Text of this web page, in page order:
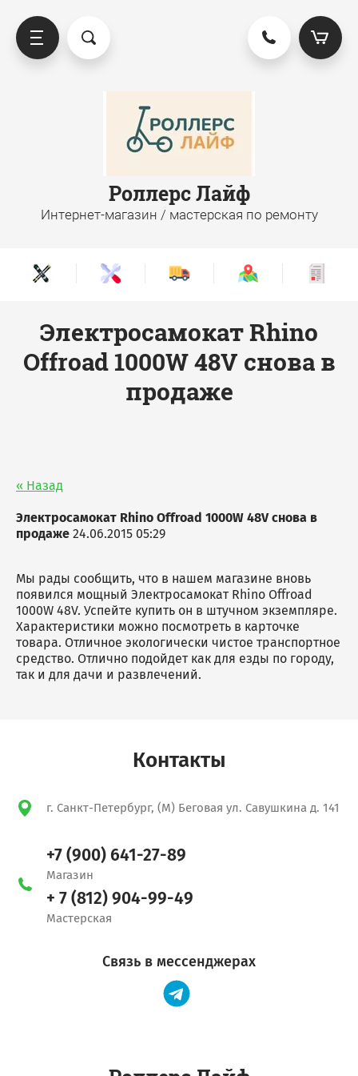
для самокатов
S3
M365
система
устройство для
Роллерс Лайф
Интернет-магазин / мастерская по ремонту
Электросамокат Rhino
Offroad 1000W 48V снова в
продаже
« Назад
Электросамокат Rhino Offroad 1000W 48V снова в
продаже 24.06.2015 05:29
Мы рады сообщить, что в нашем магазине вновь
появился мощный Электросамокат Rhino Offroad
1000W 48V. Успейте купить он в штучном экземпляре.
Характеристики можно посмотреть в карточке
товара. Отличное экологически чистое транспортное
средство. Отлично подойдет как для езды по городу,
так и для дачи и развлечений.
Контакты
г. Санкт-Петербург, (М) Беговая ул. Савушкина д. 141
+7 (900) 641-27-89
Магазин
+ 7 (812) 904-99-49
Мастерская
Связь в мессенджерах